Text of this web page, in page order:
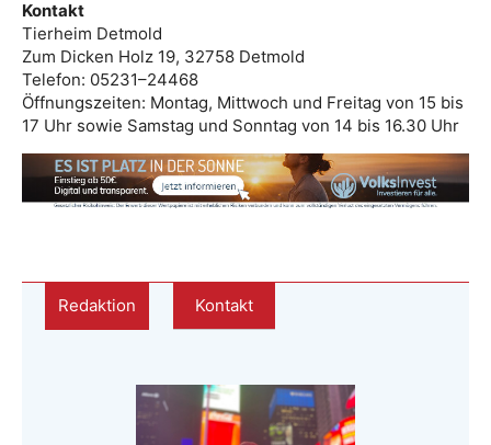
Kontakt
Tierheim Detmold
Zum Dicken Holz 19, 32758 Detmold
Telefon: 05231–24468
Öffnungszeiten: Montag, Mittwoch und Freitag von 15 bis
17 Uhr sowie Samstag und Sonntag von 14 bis 16.30 Uhr
Redaktion Kontakt